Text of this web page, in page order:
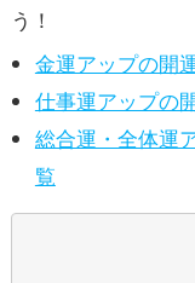
う！
金運アップの開
仕事運アップの
総合運・全体運
覧